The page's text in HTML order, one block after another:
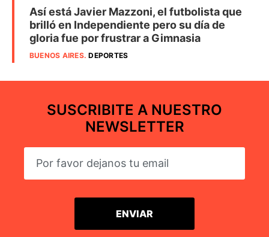
Así está Javier Mazzoni, el futbolista que
brilló en Independiente pero su día de
gloria fue por frustrar a Gimnasia
BUENOS AIRES.DEPORTES
SUSCRIBITE A NUESTRO
NEWSLETTER